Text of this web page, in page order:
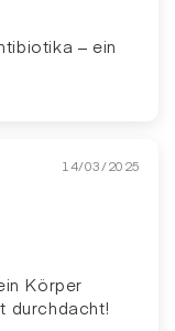
– ein
14/03/2025
Körper
durchdacht!